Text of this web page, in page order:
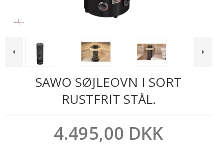
SAWO SØJLEOVN I SORT
RUSTFRIT STÅL.
4.495,00 DKK